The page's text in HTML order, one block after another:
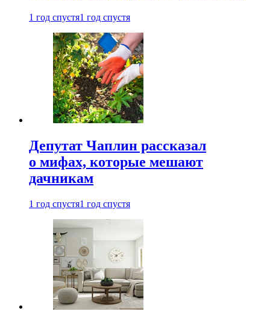
1 год спустя1 год спустя
Депутат Чаплин рассказал
о мифах, которые мешают
дачникам
1 год спустя1 год спустя